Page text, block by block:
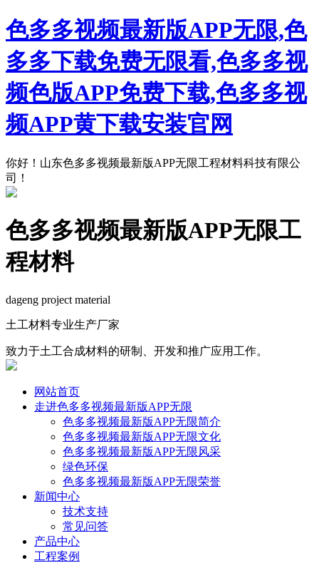
色多多视频最新版APP无限,色
多多下载免费无限看,色多多视
频色版APP免费下载,色多多视
频APP黄下载安装官网
你好！山东色多多视频最新版APP无限工程材料科技有限公
司！
色多多视频最新版APP无限工
程材料
dageng project material
土工材料专业生产厂家
致力于土工合成材料的研制、开发和推广应用工作。
网站首页
走进色多多视频最新版APP无限
色多多视频最新版APP无限简介
色多多视频最新版APP无限文化
色多多视频最新版APP无限风采
绿色环保
色多多视频最新版APP无限荣誉
新闻中心
技术支持
常见问答
产品中心
工程案例